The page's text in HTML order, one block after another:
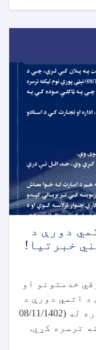
دورې د
خبرتیا!
خدمتونو او
د اتمي دورې د
مالیاتي محاسبینو ازمویني لپاره له (08/11/1402
لیکنه ترسره کړي.